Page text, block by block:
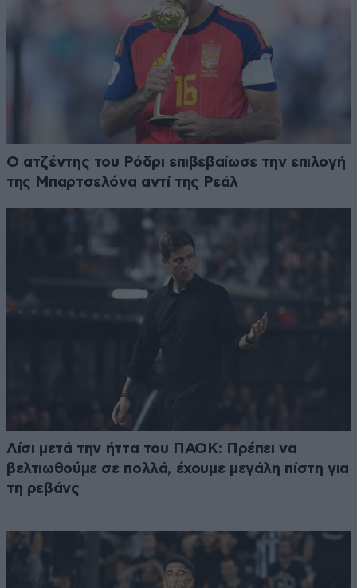
Ο ατζέντης του Ρόδρι επιβεβαίωσε την επιλογή
της Μπαρτσελόνα αντί της Ρεάλ
Λίσι μετά την ήττα του ΠΑΟΚ: Πρέπει να
βελτιωθούμε σε πολλά, έχουμε μεγάλη πίστη για
τη ρεβάνς